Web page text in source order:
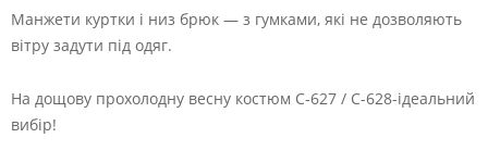
Манжети куртки і низ брюк — з гумками, які не дозволяють
вітру задути під одяг.
На дощову прохолодну весну костюм С-627 / С-628-ідеальний
вибір!